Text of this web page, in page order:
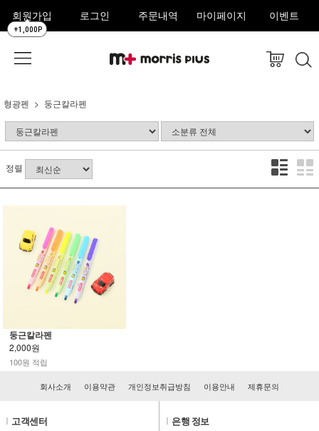
회원가입
+1,000P
로그인 주문내역 마이페이지 이벤트
형광펜 둥근칼라펜
정렬
둥근칼라펜
2,000원
100원 적립
회사소개 이용약관 개인정보취급방침 이용안내 제휴문의
고객센터 은행 정보